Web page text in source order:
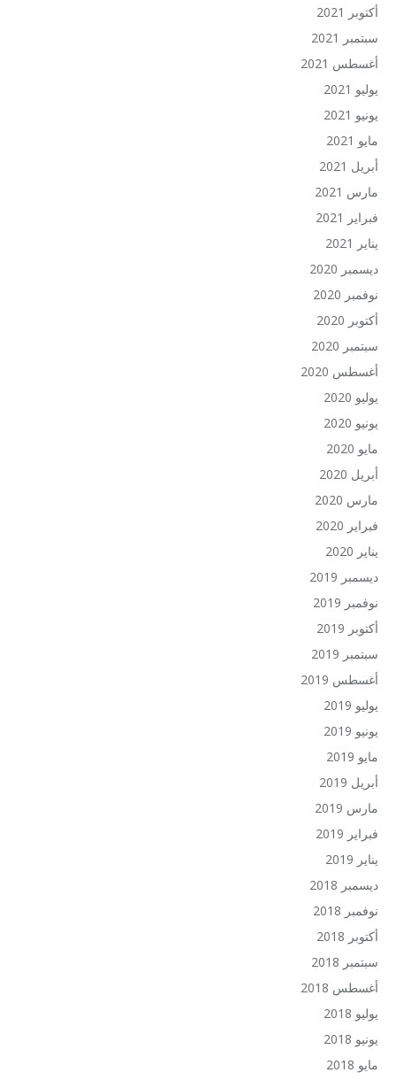
أكتوبر 2021
سبتمبر 2021
أغسطس 2021
يوليو 2021
يونيو 2021
مايو 2021
أبريل 2021
مارس 2021
فبراير 2021
يناير 2021
ديسمبر 2020
نوفمبر 2020
أكتوبر 2020
سبتمبر 2020
أغسطس 2020
يوليو 2020
يونيو 2020
مايو 2020
أبريل 2020
مارس 2020
فبراير 2020
يناير 2020
ديسمبر 2019
نوفمبر 2019
أكتوبر 2019
سبتمبر 2019
أغسطس 2019
يوليو 2019
يونيو 2019
مايو 2019
أبريل 2019
مارس 2019
فبراير 2019
يناير 2019
ديسمبر 2018
نوفمبر 2018
أكتوبر 2018
سبتمبر 2018
أغسطس 2018
يوليو 2018
يونيو 2018
مايو 2018